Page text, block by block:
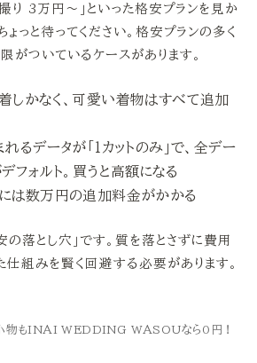
り 3万円〜」といった格安プランを見か
ょっと待ってください。格安プランの多く
がついているケースがあります。
しかなく、可愛い着物はすべて追加
るデータが「1カットのみ」で、全デー
フォルト。買うと高額になる
は数万円の追加料金がかかる
の落とし穴」です。質を落とさずに費用
仕組みを賢く回避する必要があります。
物もINAI WEDDING WASOUなら0円！